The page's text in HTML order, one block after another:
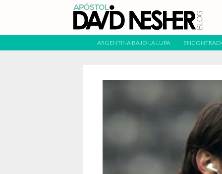
ARGENTINA BAJO LA LUPA